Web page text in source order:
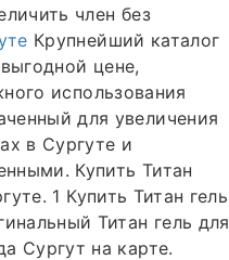
член без
Крупнейший каталог
цене,
использования
для увеличения
в Сургуте и
Купить Титан
1 Купить Титан гель
Титан гель для
Сургут на карте.